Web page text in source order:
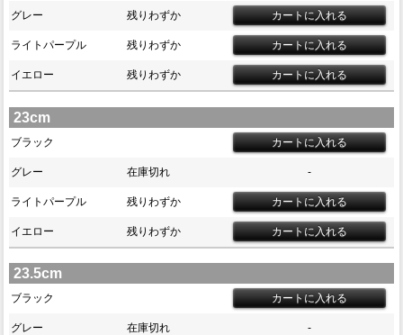
グレー 残りわずか
ライトパープル 残りわずか
イエロー 残りわずか
23cm
ブラック
グレー 在庫切れ -
ライトパープル 残りわずか
イエロー 残りわずか
23.5cm
ブラック
グレー 在庫切れ -